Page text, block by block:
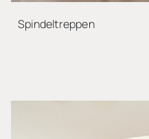
Spindeltreppen